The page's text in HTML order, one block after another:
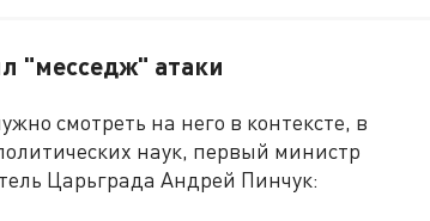
"месседж" атаки
смотреть на него в контексте, в
наук, первый министр
Царьграда Андрей Пинчук: